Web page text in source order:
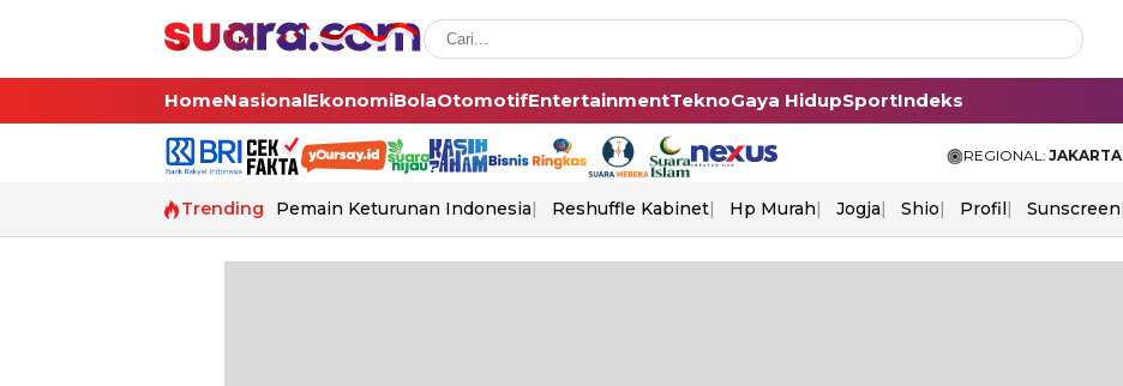
HomeNasionalEkonomiBolaOtomotifEntertainmentTeknoGaya HidupSportIndeks
REGIONAL: JAKARTA
Trending Pemain Keturunan Indonesia Reshuffle Kabinet Hp Murah Jogja Shio Profil Sunscreen